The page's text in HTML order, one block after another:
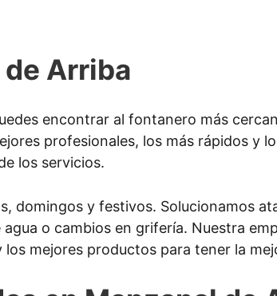
Arriba
encontrar al fontanero más
profesionales, los más rápidos y
los servicios.
domingos y festivos. Solucionamos
o cambios en grifería. Nuestra
mejores productos para tener la